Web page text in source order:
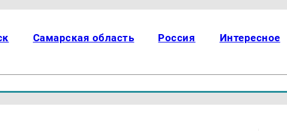
Самарская область Россия Интересное